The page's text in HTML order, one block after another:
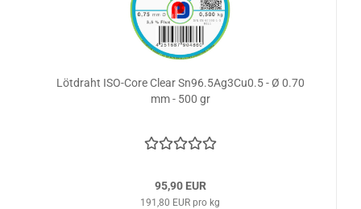
Lötdraht ISO-Core Clear Sn96.5Ag3Cu0.5 - Ø 0.70
mm - 500 gr
95,90 EUR
191,80 EUR pro kg